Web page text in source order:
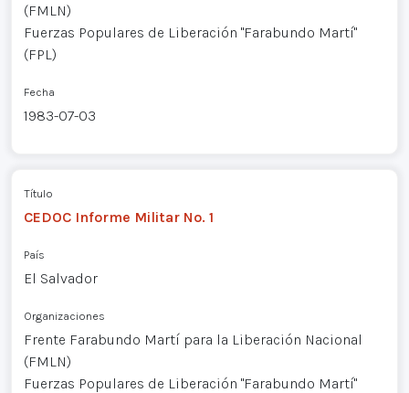
(FMLN)
Fuerzas Populares de Liberación "Farabundo Martí"
(FPL)
Fecha
1983-07-03
Título
CEDOC Informe Militar No. 1
País
El Salvador
Organizaciones
Frente Farabundo Martí para la Liberación Nacional
(FMLN)
Fuerzas Populares de Liberación "Farabundo Martí"